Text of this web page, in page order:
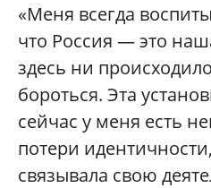
«Меня всегда
что Россия — это
здесь ни
бороться. Эта
сейчас у меня есть
потери
связывала свою